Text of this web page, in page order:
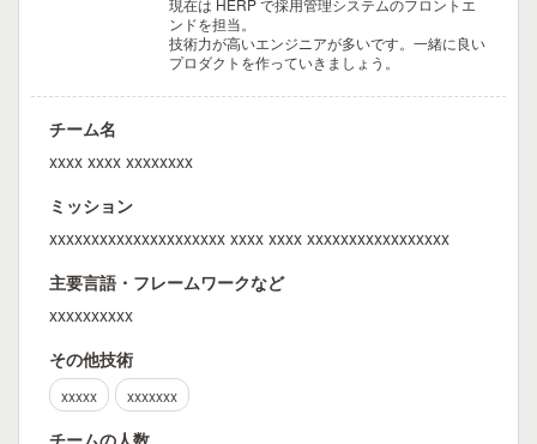
現在は HERP で採用管理システムのフロントエ
ンドを担当。
技術力が高いエンジニアが多いです。一緒に良い
プロダクトを作っていきましょう。
チーム名
xxxx xxxx xxxxxxxx
ミッション
xxxxxxxxxxxxxxxxxxxxx xxxx xxxx xxxxxxxxxxxxxxxxx
主要言語・フレームワークなど
xxxxxxxxxx
その他技術
xxxxx xxxxxxx
チームの人数